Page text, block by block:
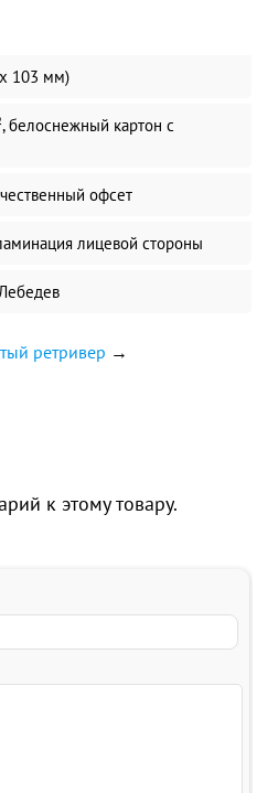
103 мм)
белоснежный картон с
офсет
лицевой стороны
ретривер →
к этому товару.